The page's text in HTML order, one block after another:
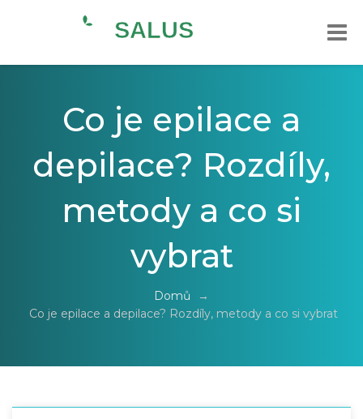
Co je epilace a
depilace? Rozdíly,
metody a co si
vybrat
Domů
→
Co je epilace a depilace? Rozdíly, metody a co si vybrat